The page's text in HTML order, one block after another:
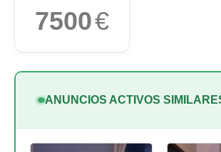
7500€
ANUNCIOS ACTIVOS